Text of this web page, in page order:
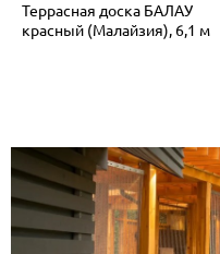
Террасная доска БАЛАУ
красный (Малайзия), 6,1 м